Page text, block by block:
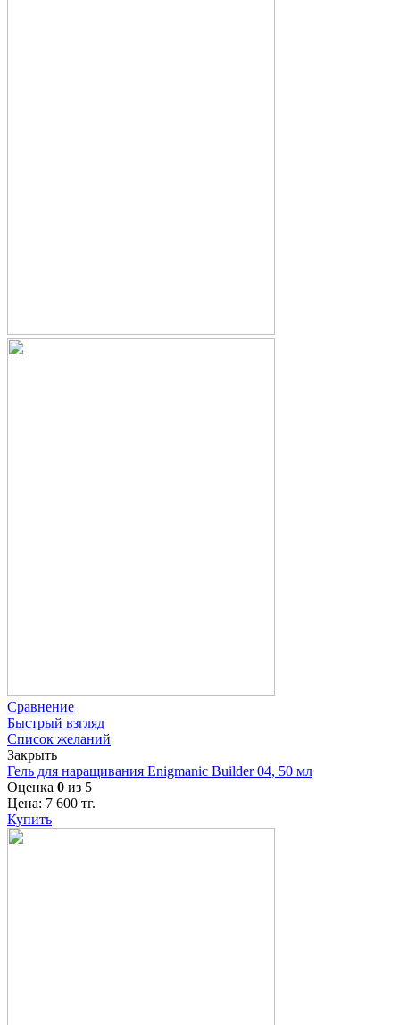
Сравнение
Быстрый взгляд
Список желаний
Закрыть
Гель для наращивания Enigmanic Builder 04, 50 мл
Оценка 0 из 5
Цена: 7 600 тг.
Купить